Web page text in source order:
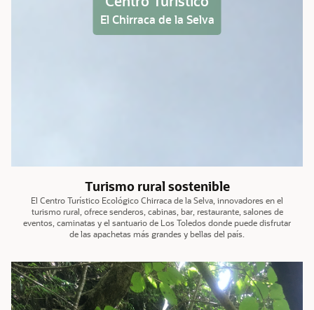
El Chirraca de la Selva
Turismo rural sostenible
El Centro Turístico Ecológico Chirraca de la Selva, innovadores en el
turismo rural, ofrece senderos, cabinas, bar, restaurante, salones de
eventos, caminatas y el santuario de Los Toledos donde puede disfrutar
de las apachetas más grandes y bellas del país.